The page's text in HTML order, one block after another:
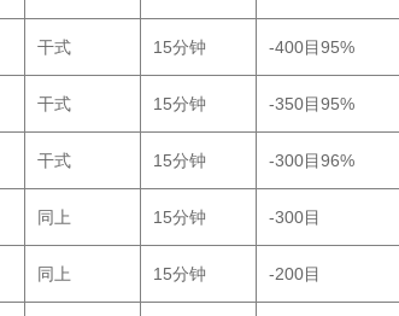
干式 15分钟 -400目95%
干式 15分钟 -350目95%
干式 15分钟 -300目96%
同上 15分钟 -300目
同上 15分钟 -200目